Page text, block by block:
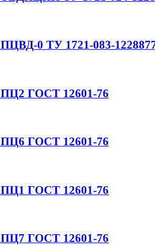
ПЦВД-0 ТУ 1721-083-
ПЦ2 ГОСТ 12601-76
ПЦ6 ГОСТ 12601-76
ПЦ1 ГОСТ 12601-76
ПЦ7 ГОСТ 12601-76